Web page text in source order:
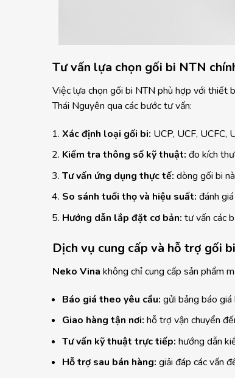
Tư vấn lựa chọn gối bi NTN
Việc lựa chọn gối bi NTN phù hợp với thiết
Thái Nguyên qua các bước tư vấn:
Xác định loại gối bi: UCP, UCF,
Kiểm tra thông số kỹ thuật: đo kích
Tư vấn ứng dụng thực tế: dòng gối bi
So sánh tuổi thọ và hiệu suất: đánh
Hướng dẫn lắp đặt cơ bản: tư vấn các
Dịch vụ cung cấp và hỗ trợ gối
Neko Vina không chỉ cung cấp sản phẩm
Báo giá theo yêu cầu: gửi bảng báo giá
Giao hàng tận nơi: hỗ trợ vận chuyển
Tư vấn kỹ thuật trực tiếp: hướng dẫn
Hỗ trợ sau bán hàng: giải đáp các vấn